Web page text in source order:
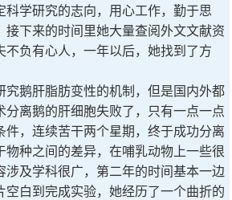
学研究的志向，用心工作，勤于思
下来的时间里她大量查阅外文文献资
负有心人，一年以后，她找到了方
鹅肝脂肪变性的机制，但是国内外都
离鹅的肝细胞失败了，只有一点一点
，连续苦干两个星期，终于成功分离
种之间的差异，在哺乳动物上一些很
及学科很广，第二年的时间基本一边
白到完成实验，她经历了一个曲折的